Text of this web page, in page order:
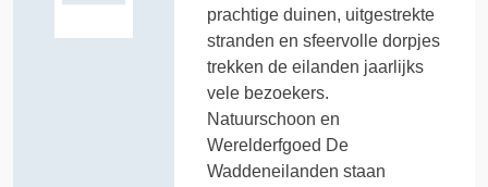
prachtige duinen, uitgestrekte
stranden en sfeervolle dorpjes
trekken de eilanden jaarlijks
vele bezoekers.
Natuurschoon en
Werelderfgoed De
Waddeneilanden staan